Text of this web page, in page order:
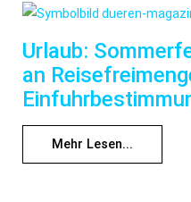
Urlaub:
an
Mehr Lesen...